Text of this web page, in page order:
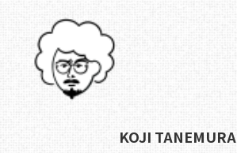
KOJI TANEMURA